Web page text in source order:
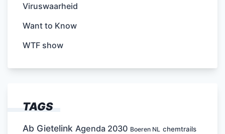
Viruswaarheid
Want to Know
WTF show
TAGS
Ab Gietelink Agenda 2030 Boeren NL chemtrails